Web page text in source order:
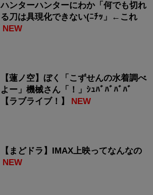
ハンターハンターにわか「何でも切れ
る刀は具現化できない(ﾆﾁｯ」←これ
NEW
【蓮ノ空】ぼく「こずせんの水着調べ
よー」機械さん「！」ｼｭﾊﾞﾊﾞﾊﾞﾊﾞ
【ラブライブ！】
NEW
【まどドラ】IMAX上映ってなんなの
NEW